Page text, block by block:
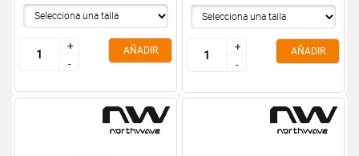
+
-
+
-
AÑADIR
+
-
+
-
AÑADIR